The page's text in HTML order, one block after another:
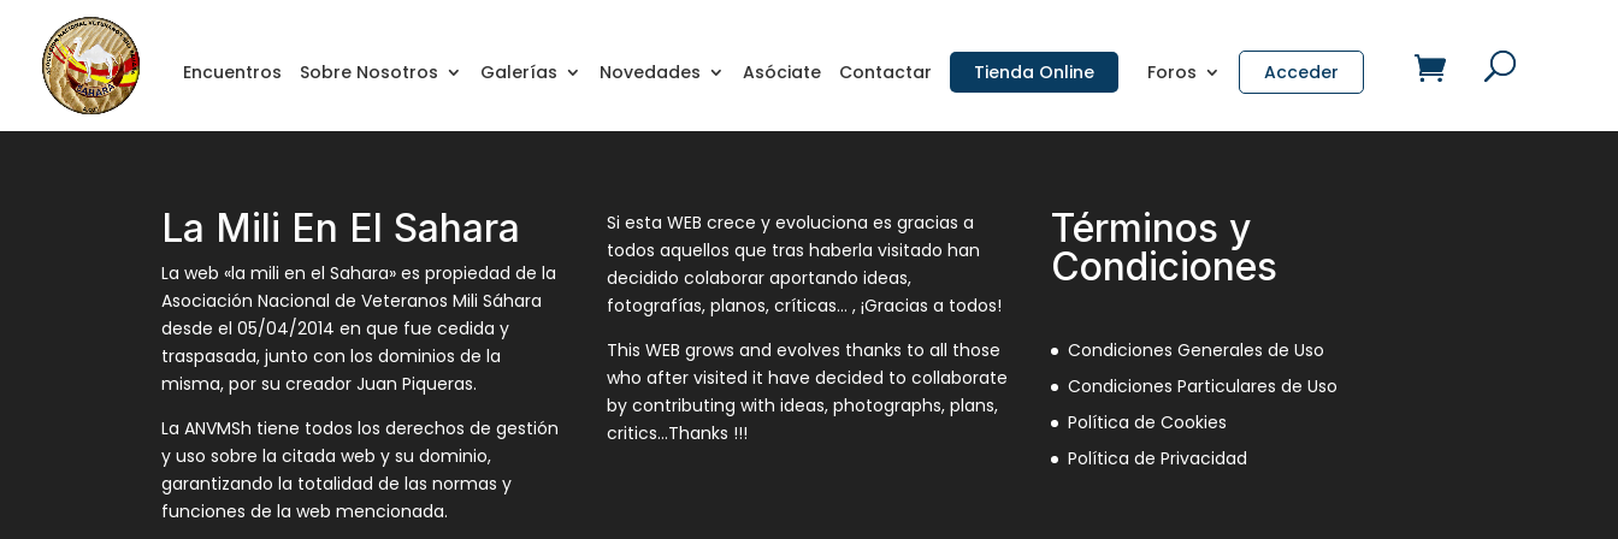
Encuentros Sobre Nosotros Galerías Novedades Asóciate Contactar Tienda Online Foros Acceder
La Mili En El Sahara
La web «la mili en el Sahara» es propiedad de la
Asociación Nacional de Veteranos Mili Sáhara
desde el 05/04/2014 en que fue cedida y
traspasada, junto con los dominios de la
misma, por su creador Juan Piqueras.
La ANVMSh tiene todos los derechos de gestión
y uso sobre la citada web y su dominio,
garantizando la totalidad de las normas y
funciones de la web mencionada.
Si esta WEB crece y evoluciona es gracias a
todos aquellos que tras haberla visitado han
decidido colaborar aportando ideas,
fotografías, planos, críticas… , ¡Gracias a todos!
This WEB grows and evolves thanks to all those
who after visited it have decided to collaborate
by contributing with ideas, photographs, plans,
critics…Thanks !!!
Términos y
Condiciones
Condiciones Generales de Uso
Condiciones Particulares de Uso
Política de Cookies
Política de Privacidad